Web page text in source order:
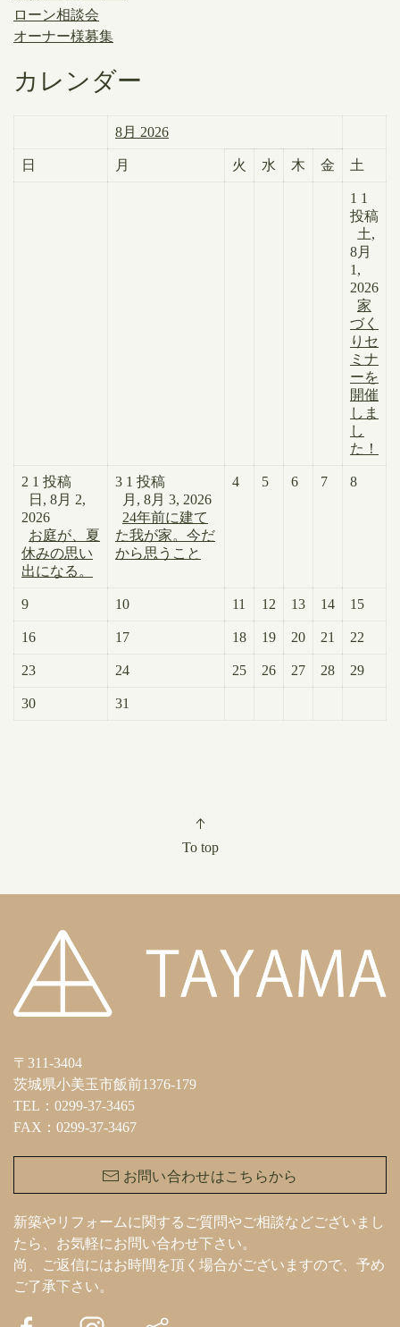
ローン相談会
オーナー様募集
カレンダー
8月 2026
日 月 火 水 木 金 土
1 1
投稿
土,
8月
1,
2026
家
づく
りセ
ミナ
ーを
開催
しま
し
た！
2 1 投稿
日, 8月 2,
2026
お庭が、夏
休みの思い
出になる。
3 1 投稿
月, 8月 3, 2026
24年前に建て
た我が家。今だ
から思うこと
4 5 6 7 8
9 10 11 12 13 14 15
16 17 18 19 20 21 22
23 24 25 26 27 28 29
30 31
To top
〒311-3404
茨城県小美玉市飯前1376-179
TEL：0299-37-3465
FAX：0299-37-3467
お問い合わせはこちらから
新築やリフォームに関するご質問やご相談などございまし
たら、お気軽にお問い合わせ下さい。
尚、ご返信にはお時間を頂く場合がございますので、予め
ご了承下さい。